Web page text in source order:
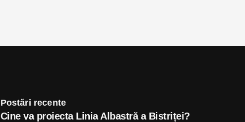
Postări recente
Cine va proiecta Linia Albastră a Bistriței?